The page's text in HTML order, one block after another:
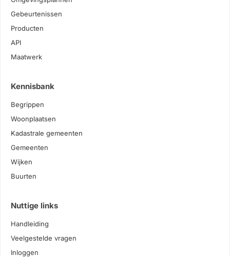
Gebeurtenissen
Producten
API
Maatwerk
Kennisbank
Begrippen
Woonplaatsen
Kadastrale gemeenten
Gemeenten
Wijken
Buurten
Nuttige links
Handleiding
Veelgestelde vragen
Inloggen